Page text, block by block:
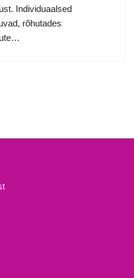
Individuaalsed
rõhutades